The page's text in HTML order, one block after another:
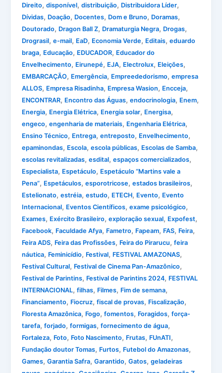
Direito,disponível,distribuição, Distribuidora Líder,
Dívidas, Doação, Docentes, Dom e Bruno, Doramas,
Doutorado, Dragon Ball Z, Dramaturgia Negra, Drogas,
Drograsil,e-mail, EaD, Economia Verde, Editais,eduardo
braga, Educação, EDUCADOR, Educador do
Envelhecimento, Eirunepé, EJA, Electrolux, Eleições,
EMBARCAÇÃO, Emergência, Empreededorismo,empresa
ALLOS, Empresa Risadinha, Empresa Wasion, Encceja,
ENCONTRAR, Encontro das Águas,endocrinologia, Enem,
Energia, Energia Elétrica, Energia solar, Energisa,
engeco,engenharia de materiais, Engenharia Elétrica,
Ensino Técnico, Entrega,entreposto, Envelhecimento,
epaminondas, Escola,escola públicas, Escolas de Samba,
escolas revitalizadas,esdital,espaços comercializados,
Especialista, Espetáculo, Espetáculo “Martins vale a
Pena”, Espetáculos,esporotricose,estados brasileiros,
Estelionato,estréia,estudo, ETECH, Evento, Evento
Internacional, Eventos Científicos,exame psicológico,
Exames, Exército Brasileiro,exploração sexual, Expofest,
Facebook, Faculdade Afya, Fametro, Fapeam, FAS, Feira,
Feira ADS, Feira das Profissões, Feira do Pirarucu,feira
náutica, Feminicídio, Festival, FESTIVAL AMAZONAS,
Festival Cultural, Festival de Cinema Pan-Amazônico,
Festival de Parintins, Festival de Parintins 2024, FESTIVAL
INTERNACIONAL,filhas, Filmes, Fim de semana,
Financiamento, Fiocruz,fiscal de provas, Fiscalização,
Floresta Amazônica, Fogo,fomentos, Foragidos,força-
tarefa,forjado,formigas,fornecimento de água,
Fortaleza, Foto, Foto Nascimento, Frutas, FUnATI,
Fundação doutor Tomas, Furtos, Futebol do Amazonas,
Games,Garantia Safra,Garantido,Gatos,geladeiras